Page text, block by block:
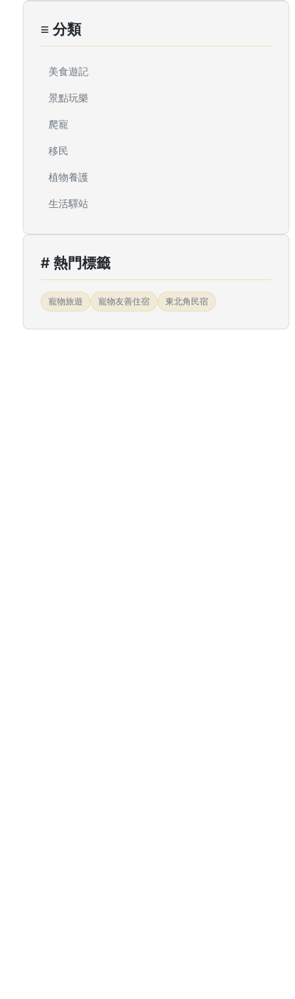
≡ 分類
美食遊記
景點玩樂
爬寵
移民
植物養護
生活驛站
# 熱門標籤
寵物旅遊 寵物友善住宿 東北角民宿